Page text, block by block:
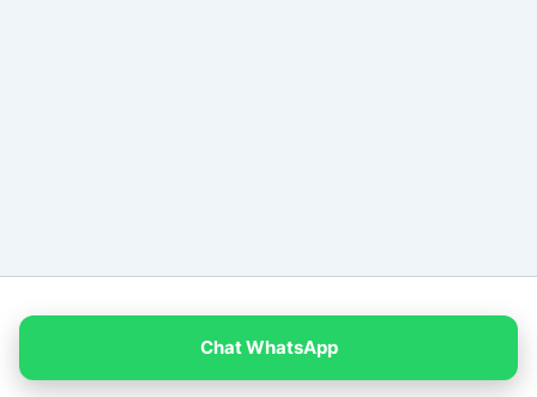
Chat WhatsApp